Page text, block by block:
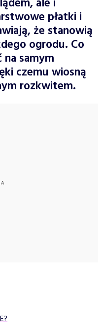
ale i
płatki i
że stanowią
ogrodu. Co
samym
czemu wiosną
rozkwitem.